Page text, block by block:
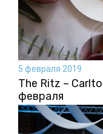
5 февраля 2019
The Ritz –
февраля